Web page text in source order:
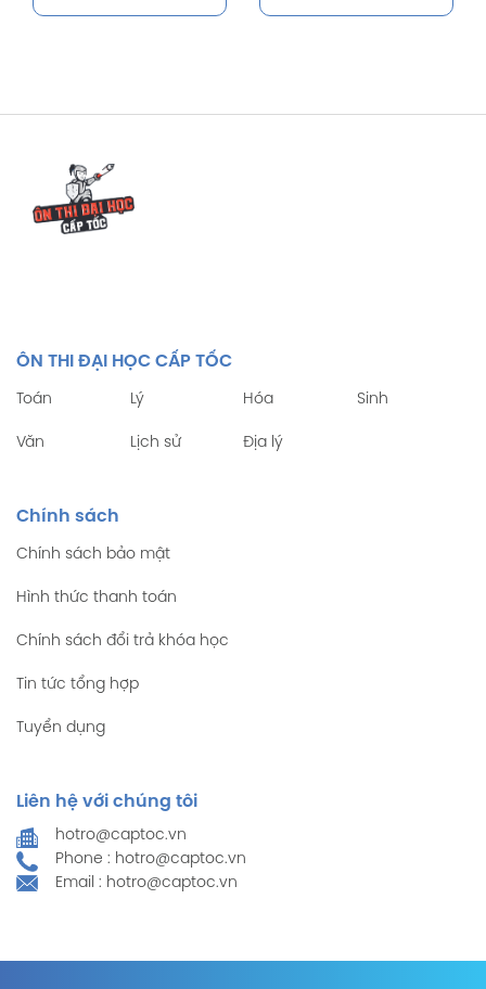
ÔN THI ĐẠI HỌC CẤP TỐC
Toán Lý Hóa Sinh
Văn Lịch sử Địa lý
Chính sách
Chính sách bảo mật
Hình thức thanh toán
Chính sách đổi trả khóa học
Tin tức tổng hợp
Tuyển dụng
Liên hệ với chúng tôi
hotro@captoc.vn
Phone : hotro@captoc.vn
Email : hotro@captoc.vn